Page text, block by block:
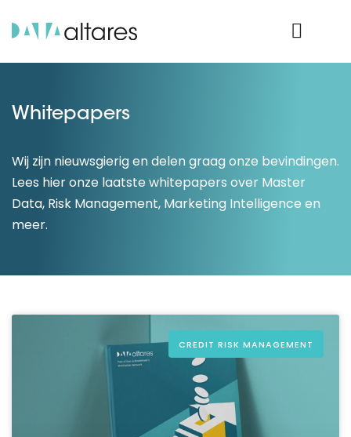
Whitepapers
Wij zijn nieuwsgierig en delen graag onze bevindingen.
Lees hier onze laatste whitepapers over Master
Data, Risk Management, Marketing Intelligence en
meer.
CREDIT RISK MANAGEMENT